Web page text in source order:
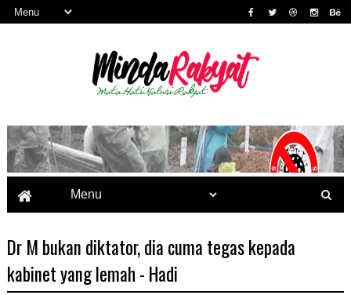
Dr M bukan diktator, dia cuma tegas kepada
kabinet yang lemah - Hadi